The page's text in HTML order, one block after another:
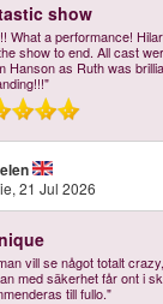
show
What a performance!
show to end. All cast
Hanson as Ruth was
21 Jul 2026
vill se något totalt
med säkerhet får ont i
till fullo."